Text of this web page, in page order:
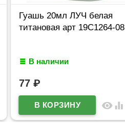
Гуашь 20мл ЛУЧ белая
титановая арт 19С1264-08
В наличии
77 ₽
visibility equalizer